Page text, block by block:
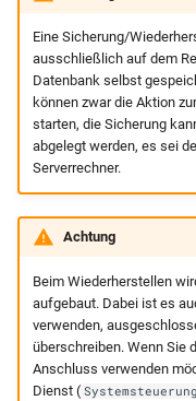
Eine Sicherung/
ausschließlich auf dem
Datenbank selbst
können zwar die Aktion
starten, die Sicherung
abgelegt werden, es sei
Serverrechner.
Achtung
Beim Wiederherstellen
aufgebaut. Dabei ist es
verwenden,
überschreiben. Wenn Sie
Anschluss verwenden
Dienst (